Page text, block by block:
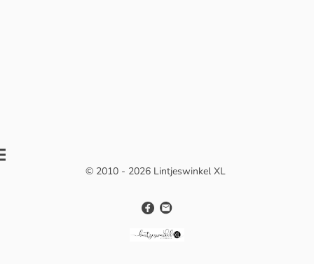
© 2010 - 2026 Lintjeswinkel XL